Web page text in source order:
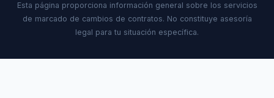
Esta página proporciona información general sobre los servicios
de marcado de cambios de contratos. No constituye asesoría
legal para tu situación específica.